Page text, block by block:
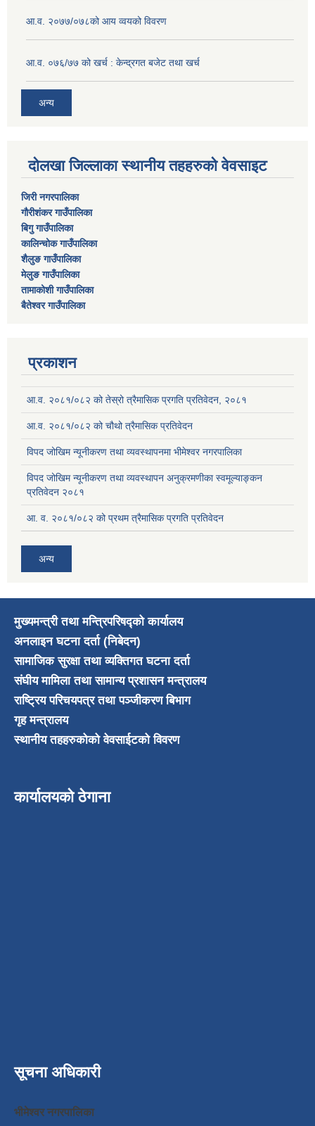
आ.व. २०७७/०७८को आय व्वयको विवरण
आ.व. ०७६/७७ को खर्च : केन्द्रगत बजेट तथा खर्च
अन्य
दोलखा जिल्लाका स्थानीय तहहरुको वेवसाइट
जिरी नगरपालिका
गौरीशंकर गाउँपालिका
बिगु गाउँपालिका
कालिन्चोक गाउँपालिका
शैलुङ गाउँपालिका
मेलुङ गाउँपालिका
तामाकोशी गाउँपालिका
बैतेश्वर गाउँपालिका
प्रकाशन
आ.व. २०८१/०८२ को तेस्रो त्रैमासिक प्रगति प्रतिवेदन, २०८१
आ.व. २०८१/०८२ को चौथो त्रैमासिक प्रतिवेदन
विपद जोखिम न्यूनीकरण तथा व्यवस्थापनमा भीमेश्वर नगरपालिका
विपद जोखिम न्यूनीकरण तथा व्यवस्थापन अनुक्रमणीका स्वमूल्याङ्कन
प्रतिवेदन २०८१
आ. व. २०८१/०८२ को प्रथम त्रैमासिक प्रगति प्रतिवेदन
अन्य
मुख्यमन्त्री तथा मन्त्रिपरिषद्को कार्यालय
अनलाइन घटना दर्ता (निबेदन)
सामाजिक सुरक्षा तथा व्यक्तिगत घटना दर्ता
संघीय मामिला तथा सामान्य प्रशासन मन्त्रालय
राष्ट्रिय परिचयपत्र तथा पञ्जीकरण बिभाग
गृह मन्त्रालय
स्थानीय तहहरुकोको वेवसाईटको विवरण
कार्यालयको ठेगाना
सूचना अधिकारी
भीमेश्वर नगरपालिका